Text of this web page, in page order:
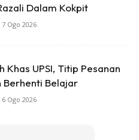
Dalam Kokpit
7 Ogo 2026
UPSI, Titip Pesanan
Berhenti Belajar
6 Ogo 2026